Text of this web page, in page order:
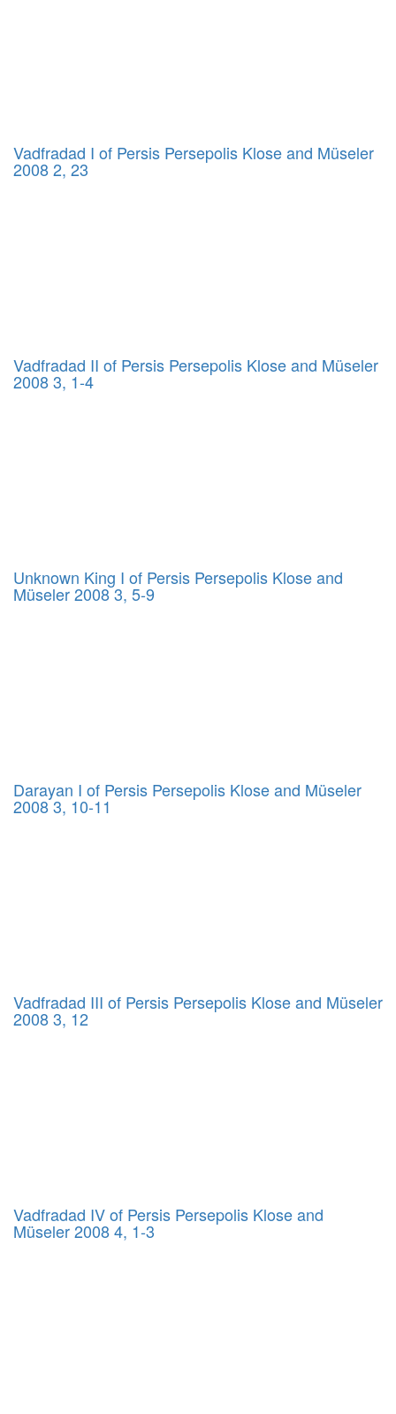
Vadfradad I of Persis Persepolis Klose and Müseler
2008 2, 23
Vadfradad II of Persis Persepolis Klose and Müseler
2008 3, 1-4
Unknown King I of Persis Persepolis Klose and
Müseler 2008 3, 5-9
Darayan I of Persis Persepolis Klose and Müseler
2008 3, 10-11
Vadfradad III of Persis Persepolis Klose and Müseler
2008 3, 12
Vadfradad IV of Persis Persepolis Klose and
Müseler 2008 4, 1-3